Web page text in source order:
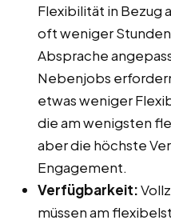
Flexibilität in Bezug
oft weniger Stunden
Absprache
Nebenjobs
etwas weniger
die am wenigsten
aber die höchste
Engagement.
Verfügbarkeit:
müssen am